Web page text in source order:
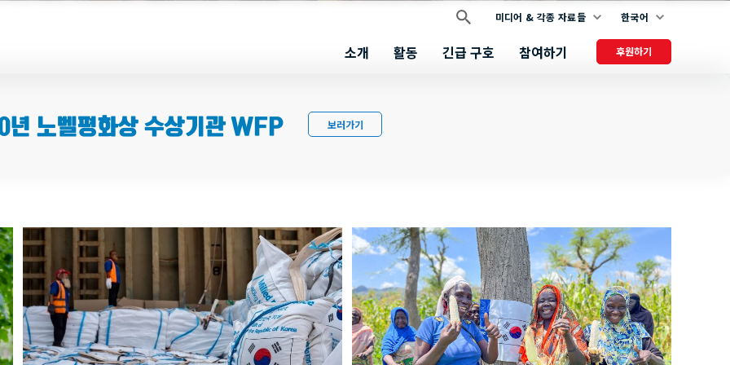
미디어 & 각종 자료들 한국어
소개 활동 긴급 구호 참여하기 후원하기
년 노벨평화상 수상기관 WFP 보러가기